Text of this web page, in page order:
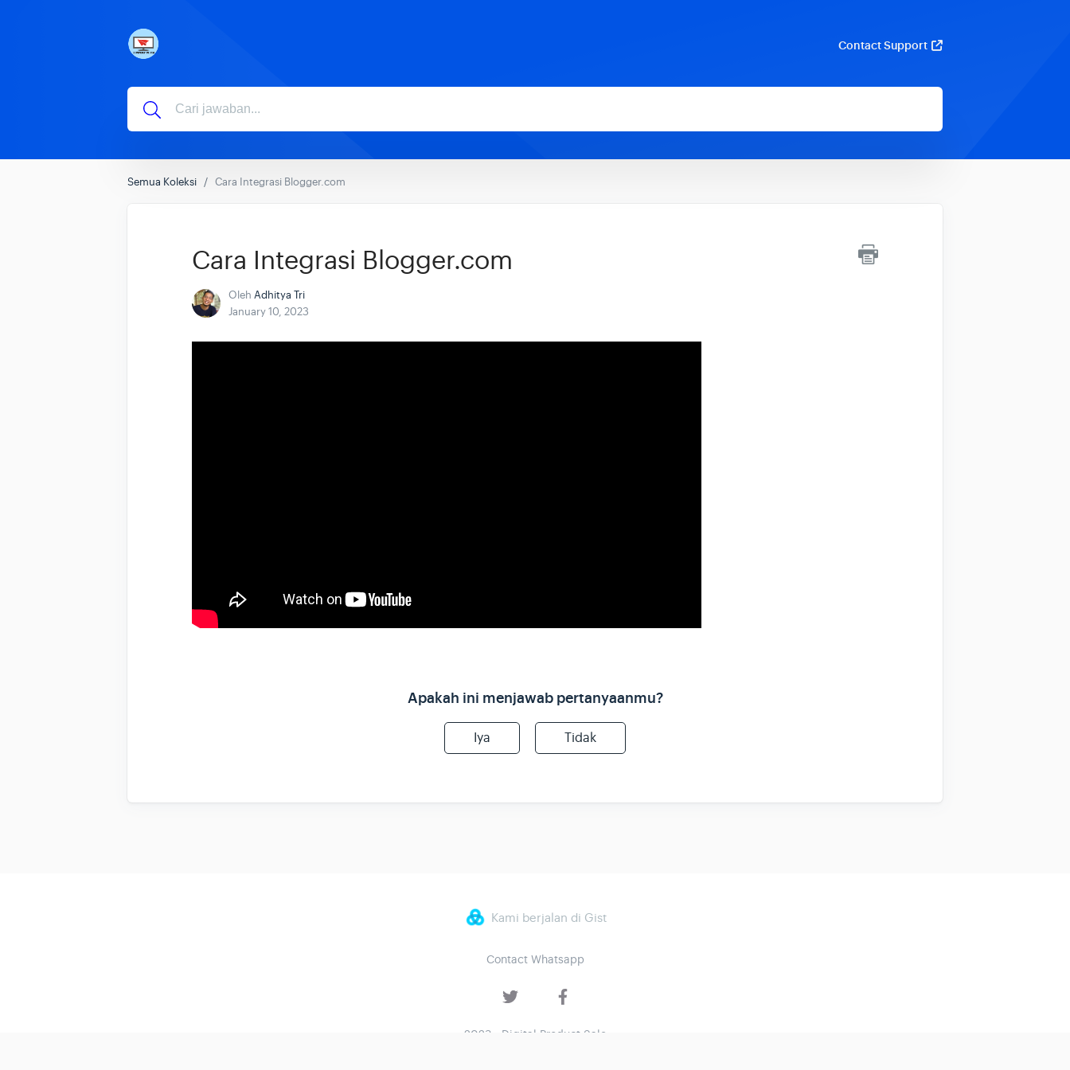
Contact Support
Semua Koleksi Cara Integrasi Blogger.com
Cara Integrasi Blogger.com
Oleh Adhitya Tri
January 10, 2023
Apakah ini menjawab pertanyaanmu?
Iya Tidak
Kami berjalan di Gist
Contact Whatsapp
2023 - Digital Product Sale